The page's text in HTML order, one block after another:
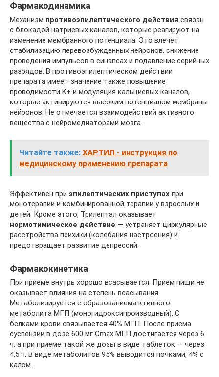
Фармакодинамика
Механизм противоэпилептического действия связан
с блокадой натриевых каналов, которые реагируют на
изменение мембранного потенциала. Это влечет
стабилизацию перевозбужденных нейронов, снижение
проведения импульсов в синапсах и подавление серийных
разрядов. В противоэпилептическом действии
препарата имеет значение также повышение
проводимости K+ и модуляция кальциевых каналов,
которые активируются высоким потенциалом мембраны
нейронов. Не отмечается взаимодействий активного
вещества с нейромедиаторами мозга.
Читайте также: ХАРТИЛ - инструкция по
медицинскому применению препарата
Эффективен при эпилептических приступах при
монотерапии и комбинированной терапии у взрослых и
детей. Кроме этого, Трилептал оказывает
нормотимическое действие — устраняет циркулярные
расстройства психики (колебания настроения) и
предотвращает развитие депрессий.
Фармакокинетика
При приеме внутрь хорошо всасывается. Прием пищи не
оказывает влияния на степень всасывания.
Метаболизируется с образованиема ктивного
метаболита МГП (моногидроксипроизводный). С
белками крови связывается 40% МГП. После приема
суспензии в дозе 600 мг Cmax МГП достигается через 6
ч, а при приеме такой же дозы в виде таблеток — через
4,5 ч. В виде метаболитов 95% выводится почками, 4% с
калом.